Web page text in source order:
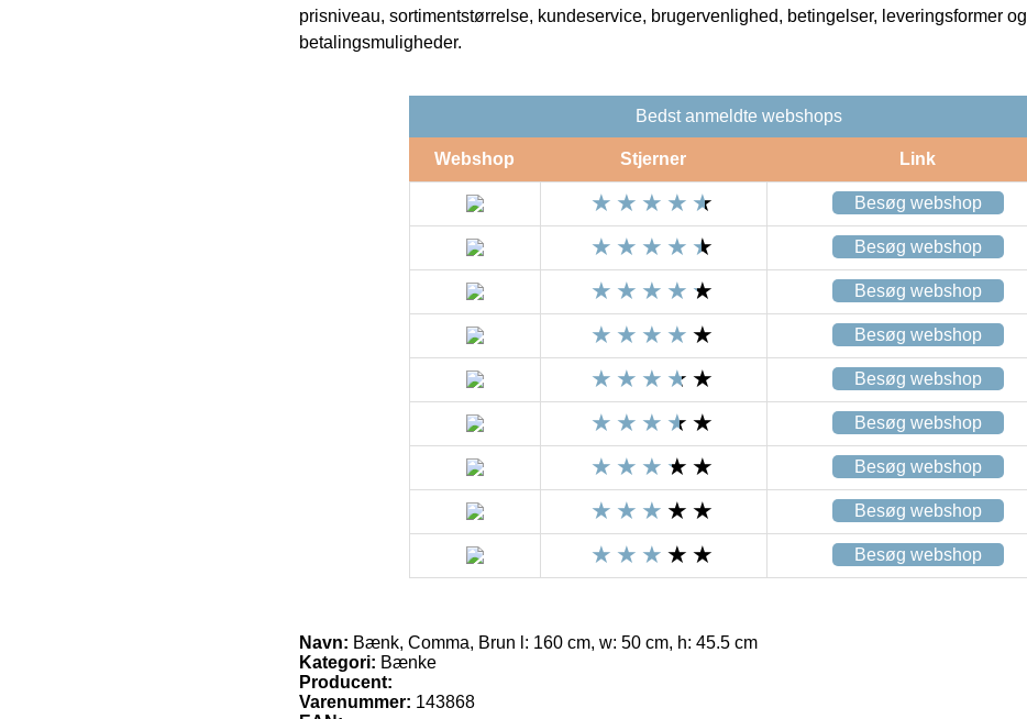
prisniveau, sortimentstørrelse, kundeservice, brugervenlighed, betingelser, leveringsformer og
betalingsmuligheder.
Bedst anmeldte webshops
Webshop Stjerner Link
Besøg webshop
Besøg webshop
Besøg webshop
Besøg webshop
Besøg webshop
Besøg webshop
Besøg webshop
Besøg webshop
Besøg webshop
Navn: Bænk, Comma, Brun l: 160 cm, w: 50 cm, h: 45.5 cm
Kategori: Bænke
Producent:
Varenummer: 143868